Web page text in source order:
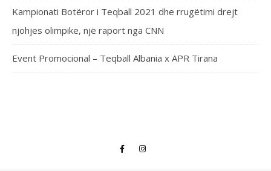
Kampionati Botëror i Teqball 2021 dhe rrugëtimi drejt
njohjes olimpike, një raport nga CNN
Event Promocional – Teqball Albania x APR Tirana